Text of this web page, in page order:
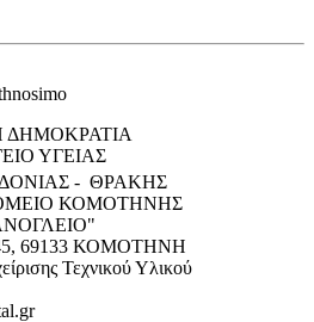
ΔΗΜΟΚΡΑΤΙΑ
ΥΓΕΙΑΣ
- ΘΡΑΚΗΣ
ΚΟΜΟΤΗΝΗΣ
45, 69133 ΚΟΜΟΤΗΝΗ
Τεχνικού Υλικού